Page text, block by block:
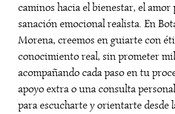
caminos hacia el bienestar, el amor
sanación emocional realista. En
Morena, creemos en guiarte con
conocimiento real, sin prometer
acompañando cada paso en tu
apoyo extra o una consulta
para escucharte y orientarte desde